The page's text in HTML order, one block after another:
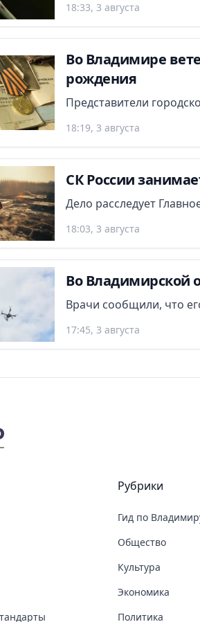
18:33, 3 августа
Во Владимире
рождения
Представители
18:19, 3 августа
СК России
Дело расследует
18:03, 3 августа
Во Владимирской
Врачи сообщили, что
17:45, 3 августа
Рубрики
Гид по
Общество
Культура
Экономика
Политика